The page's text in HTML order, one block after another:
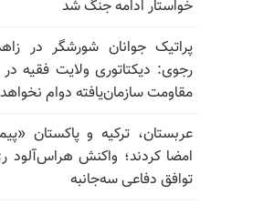
خواستار ادامه جنگ شد
پراتیک جوانان شورشگر در
رجوی: دیکتاتوری ولایت فقیه در
مقاومت سازمان‌یافته دوام
عربستان، ترکیه و پاکستان
امضا کردند؛ واکنش هراس‌آلود
توافق دفاعی سه‌جانبه